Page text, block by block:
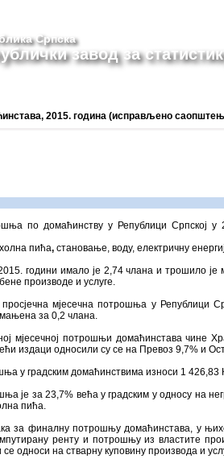
Српска
завод за
2015. година (исправљено
по домаћинству у Републици Српској
пића, становање, воду, електричну
години имало је 2,74 члана и трошило
производе и услуге.
мјесечна потрошња у Републици
за 0,2 члана.
мјесечној потрошњи домаћинстава чине
издаци односили су се на Превоз 9,7% и
у градским домаћинствима износи 1
је за 23,7% већа у градским у односу на
пића.
за финалну потрошњу домаћинстава, у
ренту и потрошњу из властите
се односи на стварну куповину производа и